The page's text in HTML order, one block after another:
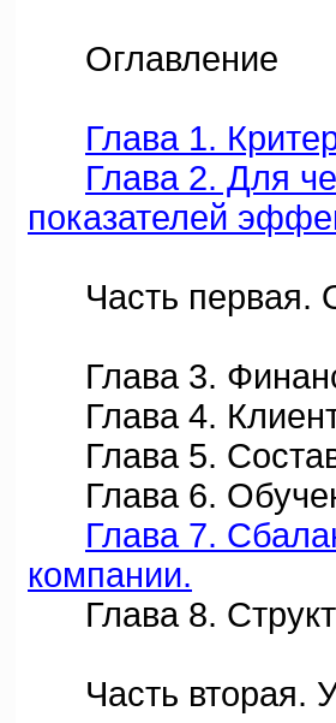
Оглавление
Глава 1.
Глава 2. Для
показателей
Часть первая.
Глава 3.
Глава 4.
Глава 5.
Глава 6.
Глава 7.
компании.
Глава 8.
Часть вторая.